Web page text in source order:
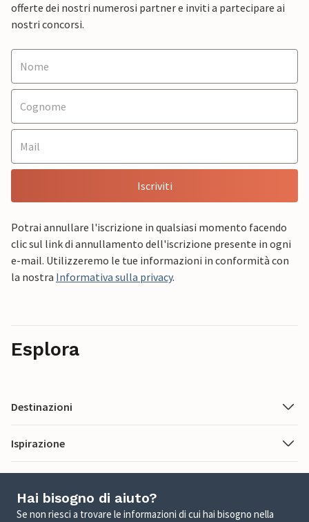
offerte dei nostri numerosi partner e inviti a partecipare ai
nostri concorsi.
Iscriviti
Potrai annullare l'iscrizione in qualsiasi momento facendo
clic sul link di annullamento dell'iscrizione presente in ogni
e-mail. Utilizzeremo le tue informazioni in conformità con
la nostra Informativa sulla privacy.
Esplora
Destinazioni
Ispirazione
Hai bisogno di aiuto?
Se non riesci a trovare le informazioni di cui hai bisogno nella